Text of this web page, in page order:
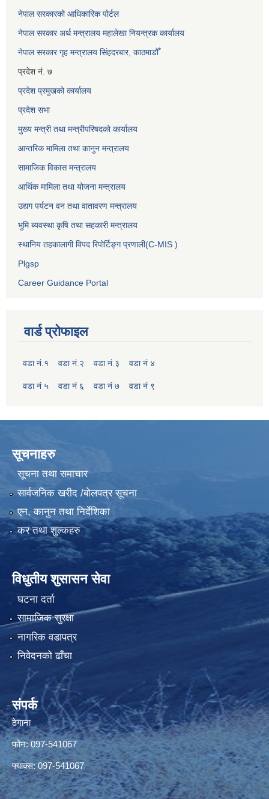
नेपाल सरकारको आधिकारिक पोर्टल
नेपाल सरकार अर्थ मन्त्रालय महालेखा नियन्त्रक कार्यालय
नेपाल सरकार गृह मन्त्रालय सिंहदरबार, काठमाडौँ
प्रदेश नं. ७
प्रदेश प्रमुखको कार्यालय
प्रदेश सभा
मुख्य मन्त्री तथा मन्त्रीपरिषदको कार्यालय
आन्तरिक मामिला तथा कानुन मन्त्रालय
सामाजिक विकास मन्त्रालय
आर्थिक मामिला तथा योजना मन्त्रालय
उद्यग पर्यटन वन तथा वातावरण मन्त्रालय
भुमि ब्यवस्था कृषि तथा सहकारी मन्त्रालय
स्थानिय तहकालागी विपद रिपोर्टिङ्ग प्रणाली(C-MIS )
Plgsp
Career Guidance Portal
वार्ड प्रोफाइल
वडा नं.१ वडा नं.२ वडा नं.३ वडा नं ४
वडा नं ५ वडा नं ६ वडा नं ७ वडा नं ९
सूचनाहरु
सूचना तथा समाचार
सार्वजनिक खरीद /बोलपत्र सूचना
एन, कानुन तथा निर्देशिका
कर तथा शुल्कहरु
विधुतीय शुसासन सेवा
घटना दर्ता
सामाजिक सुरक्षा
नागरिक वडापत्र
निवेदनको ढाँचा
संपर्क
ठेगाना
फोन: 097-541067
फ्याक्स: 097-541067